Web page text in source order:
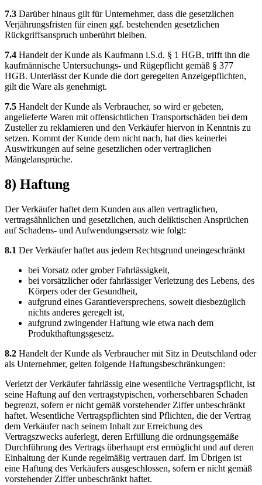
7.3 Darüber hinaus gilt für Unternehmer, dass die gesetzlichen
Verjährungsfristen für einen ggf. bestehenden gesetzlichen
Rückgriffsanspruch unberührt bleiben.
7.4 Handelt der Kunde als Kaufmann i.S.d. § 1 HGB, trifft ihn die
kaufmännische Untersuchungs- und Rügepflicht gemäß § 377
HGB. Unterlässt der Kunde die dort geregelten Anzeigepflichten,
gilt die Ware als genehmigt.
7.5 Handelt der Kunde als Verbraucher, so wird er gebeten,
angelieferte Waren mit offensichtlichen Transportschäden bei dem
Zusteller zu reklamieren und den Verkäufer hiervon in Kenntnis zu
setzen. Kommt der Kunde dem nicht nach, hat dies keinerlei
Auswirkungen auf seine gesetzlichen oder vertraglichen
Mängelansprüche.
8) Haftung
Der Verkäufer haftet dem Kunden aus allen vertraglichen,
vertragsähnlichen und gesetzlichen, auch deliktischen Ansprüchen
auf Schadens- und Aufwendungsersatz wie folgt:
8.1 Der Verkäufer haftet aus jedem Rechtsgrund uneingeschränkt
bei Vorsatz oder grober Fahrlässigkeit,
bei vorsätzlicher oder fahrlässiger Verletzung des Lebens, des
Körpers oder der Gesundheit,
aufgrund eines Garantieversprechens, soweit diesbezüglich
nichts anderes geregelt ist,
aufgrund zwingender Haftung wie etwa nach dem
Produkthaftungsgesetz.
8.2 Handelt der Kunde als Verbraucher mit Sitz in Deutschland oder
als Unternehmer, gelten folgende Haftungsbeschränkungen:
Verletzt der Verkäufer fahrlässig eine wesentliche Vertragspflicht, ist
seine Haftung auf den vertragstypischen, vorhersehbaren Schaden
begrenzt, sofern er nicht gemäß vorstehender Ziffer unbeschränkt
haftet. Wesentliche Vertragspflichten sind Pflichten, die der Vertrag
dem Verkäufer nach seinem Inhalt zur Erreichung des
Vertragszwecks auferlegt, deren Erfüllung die ordnungsgemäße
Durchführung des Vertrags überhaupt erst ermöglicht und auf deren
Einhaltung der Kunde regelmäßig vertrauen darf. Im Übrigen ist
eine Haftung des Verkäufers ausgeschlossen, sofern er nicht gemäß
vorstehender Ziffer unbeschränkt haftet.